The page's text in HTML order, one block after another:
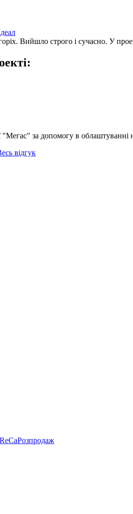
Вийшло строго і сучасно. У
за допомогу в
відгук
Розпродаж